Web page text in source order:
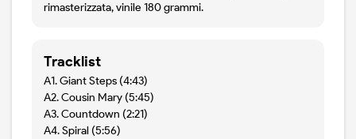
rimasterizzata, vinile 180 grammi.
Tracklist
A1. Giant Steps (4:43)
A2. Cousin Mary (5:45)
A3. Countdown (2:21)
A4. Spiral (5:56)